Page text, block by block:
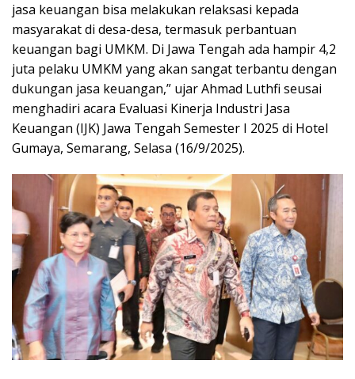
jasa keuangan bisa melakukan relaksasi kepada
masyarakat di desa-desa, termasuk perbantuan
keuangan bagi UMKM. Di Jawa Tengah ada hampir 4,2
juta pelaku UMKM yang akan sangat terbantu dengan
dukungan jasa keuangan,” ujar Ahmad Luthfi seusai
menghadiri acara Evaluasi Kinerja Industri Jasa
Keuangan (IJK) Jawa Tengah Semester I 2025 di Hotel
Gumaya, Semarang, Selasa (16/9/2025).